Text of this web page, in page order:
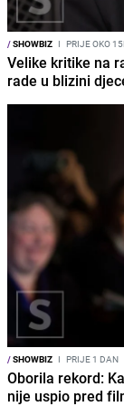
/SHOWBIZ I PRIJE OKO
Velike kritike na
rade u blizini
/SHOWBIZ I PRIJE 1 DAN
Oborila rekord:
nije uspio pred